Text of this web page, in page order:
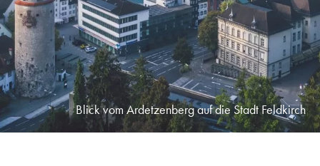
Blick vom Ardetzenberg auf die Stadt Feldkirch